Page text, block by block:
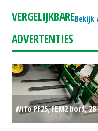
Bekijk
VERGELIJKBARE
ADVERTENTIES
Wifo PF25, FEM2 bord, 2B